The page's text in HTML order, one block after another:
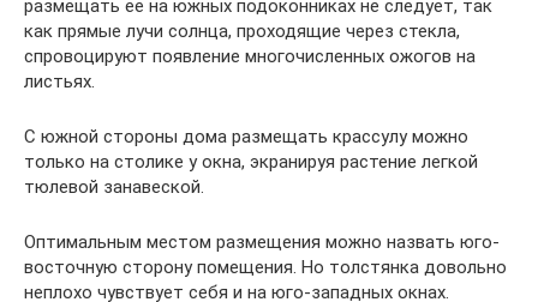
размещать ее на южных подоконниках не следует, так
как прямые лучи солнца, проходящие через стекла,
спровоцируют появление многочисленных ожогов на
листьях.
С южной стороны дома размещать крассулу можно
только на столике у окна, экранируя растение легкой
тюлевой занавеской.
Оптимальным местом размещения можно назвать юго-
восточную сторону помещения. Но толстянка довольно
неплохо чувствует себя и на юго-западных окнах.